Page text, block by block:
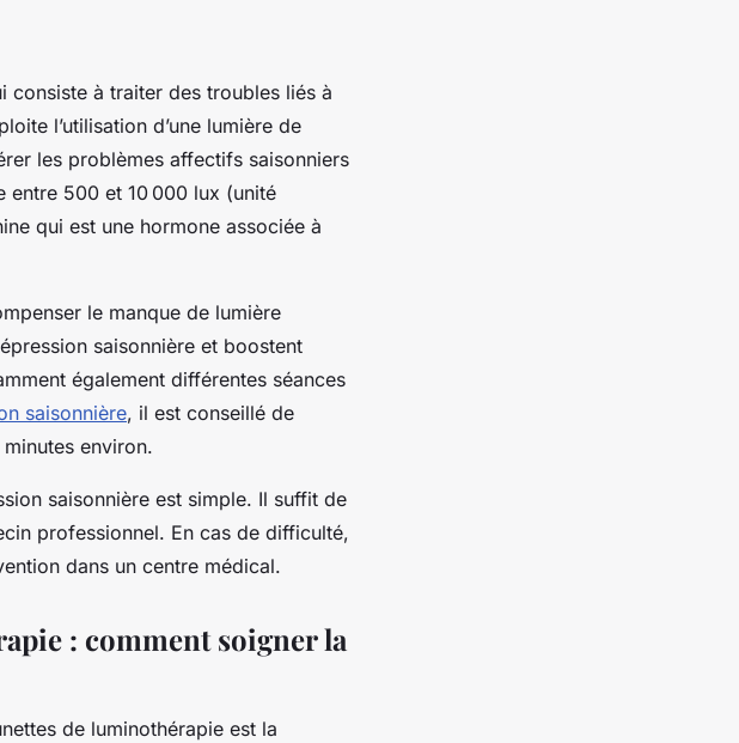
consiste à traiter des troubles liés à
l’utilisation d’une lumière de
les problèmes affectifs saisonniers
entre 500 et 10 000 lux (unité
qui est une hormone associée à
le manque de lumière
saisonnière et boostent
également différentes séances
saisonnière, il est conseillé de
environ.
saisonnière est simple. Il suffit de
professionnel. En cas de difficulté,
dans un centre médical.
: comment soigner la
de luminothérapie est la